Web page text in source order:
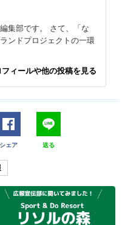
集部です。 さて、「な
ンドプロジェクトの一環
ィールや他の投稿を見る
シェア 送る